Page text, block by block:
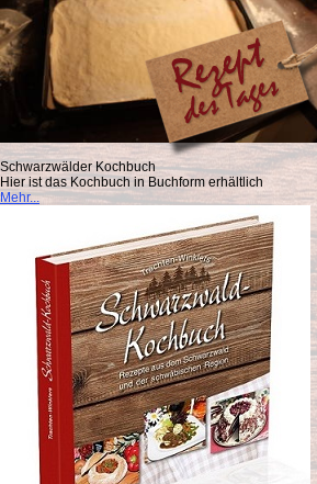
Schwarzwälder Kochbuch
Hier ist das Kochbuch in Buchform erhältlich
Mehr...